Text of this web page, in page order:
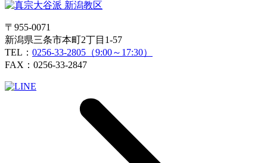
〒955-0071
新潟県三条市本町2丁目1-57
TEL： 0256-33-2805（9:00～17:30）
FAX：0256-33-2847